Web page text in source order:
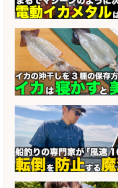
上げ、食とエンタメ
店長候補募集
会社名
魚と肴 いとお
かし
釣り具などの出荷
造
会社名 UTグループ株
釣り具/評価・テス